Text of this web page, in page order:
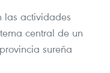
las actividades
central de un
sureña